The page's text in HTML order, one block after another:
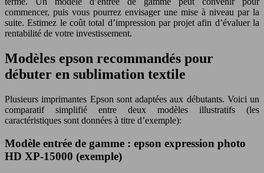
commencer, puis vous pourrez envisager une mise à niveau par la
suite. Estimez le coût total d’impression par projet afin d’évaluer la
rentabilité de votre investissement.
Modèles epson recommandés pour
débuter en sublimation textile
Plusieurs imprimantes Epson sont adaptées aux débutants. Voici un
comparatif simplifié entre deux modèles illustratifs (les
caractéristiques sont données à titre d’exemple):
Modèle entrée de gamme : epson expression photo
HD XP-15000 (exemple)